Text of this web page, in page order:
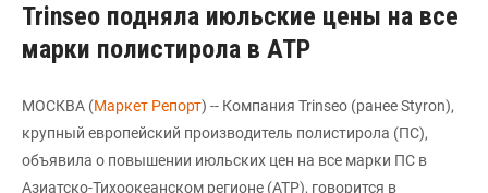
Trinseo подняла июльские цены на все
марки полистирола в АТР
МОСКВА (Маркет Репорт) -- Компания Trinseo (ранее Styron),
крупный европейский производитель полистирола (ПС),
объявила о повышении июльских цен на все марки ПС в
Азиатско-Тихоокеанском регионе (АТР), говорится в